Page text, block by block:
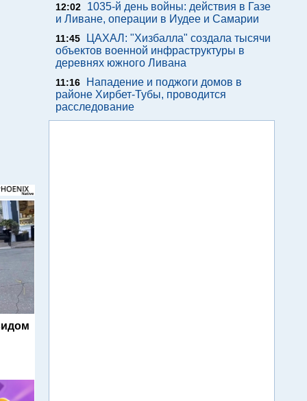
12:02
1035-й день войны: действия в Газе
и Ливане, операции в Иудее и Самарии
11:45
ЦАХАЛ: "Хизбалла" создала тысячи
объектов военной инфраструктуры в
деревнях южного Ливана
11:16
Нападение и поджоги домов в
районе Хирбет-Тубы, проводится
расследование